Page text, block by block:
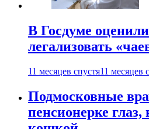
В Госдуме
легализовать
11 месяцев спустя11 месяцев
Подмосковные
пенсионерке